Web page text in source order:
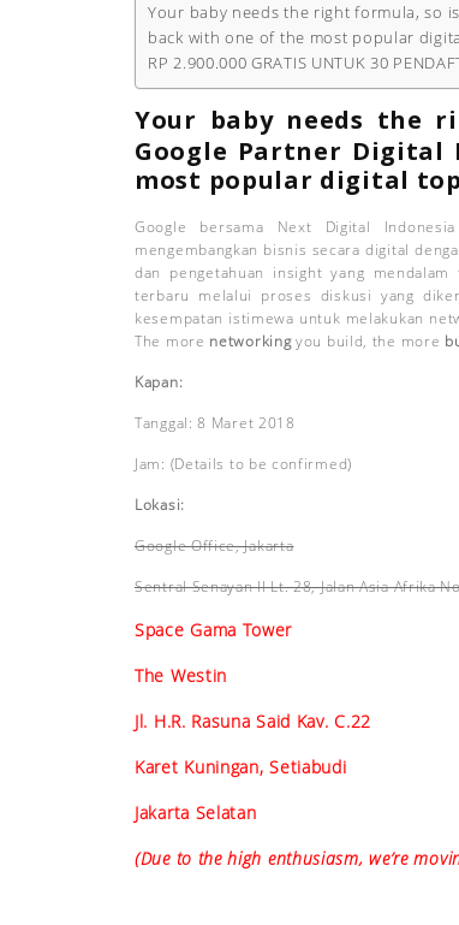
Your baby needs the right formula, so
back with one of the most popular
RP 2.900.000 GRATIS UNTUK 30
Your baby needs the
Google Partner Digital
most popular digital
Google bersama Next Digital
mengembangkan bisnis secara digital
dan pengetahuan insight yang
terbaru melalui proses diskusi yang
kesempatan istimewa untuk melakukan
The more networkingyou build, the more
Kapan:
Tanggal: 8 Maret 2018
Jam: (Details to be confirmed)
Lokasi:
Google Office, Jakarta
Sentral Senayan II Lt. 28, Jalan Asia Afrika
Space Gama Tower
The Westin
Jl. H.R. Rasuna Said Kav. C.22
Karet Kuningan, Setiabudi
Jakarta Selatan
(Due to the high enthusiasm, we’re